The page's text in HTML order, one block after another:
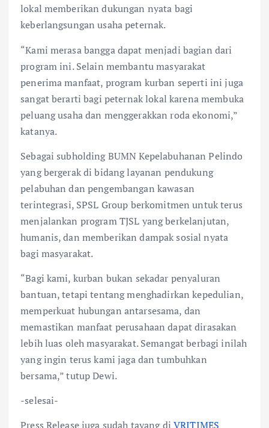
lokal memberikan dukungan nyata bagi
keberlangsungan usaha peternak.
“Kami merasa bangga dapat menjadi bagian dari
program ini. Selain membantu masyarakat
penerima manfaat, program kurban seperti ini juga
sangat berarti bagi peternak lokal karena membuka
peluang usaha dan menggerakkan roda ekonomi,”
katanya.
Sebagai subholding BUMN Kepelabuhanan Pelindo
yang bergerak di bidang layanan pendukung
pelabuhan dan pengembangan kawasan
terintegrasi, SPSL Group berkomitmen untuk terus
menjalankan program TJSL yang berkelanjutan,
humanis, dan memberikan dampak sosial nyata
bagi masyarakat.
“Bagi kami, kurban bukan sekadar penyaluran
bantuan, tetapi tentang menghadirkan kepedulian,
memperkuat hubungan antarsesama, dan
memastikan manfaat perusahaan dapat dirasakan
lebih luas oleh masyarakat. Semangat berbagi inilah
yang ingin terus kami jaga dan tumbuhkan
bersama,” tutup Dewi.
-selesai-
Press Release juga sudah tayang diVRITIMES